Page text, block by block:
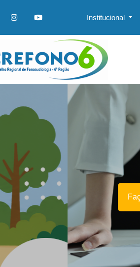
Institucional
Faça Sua Revalidação Aqui